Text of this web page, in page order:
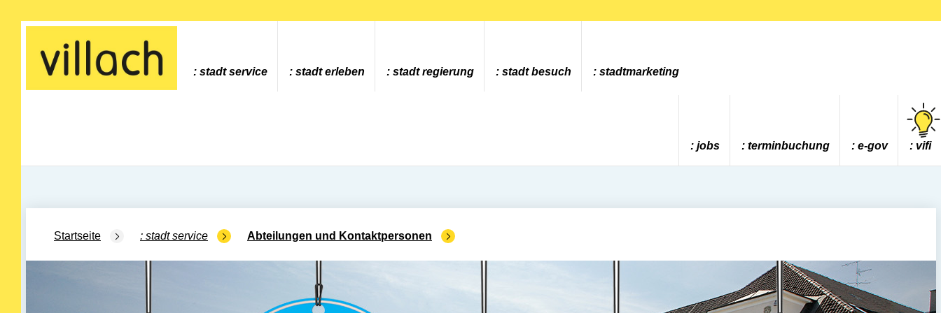
Gehe zur Startseite
stadt service stadt erleben stadt regierung stadt besuch stadtmarketing
jobs terminbuchung e-gov vifi
Startseite stadt service Abteilungen und Kontaktpersonen